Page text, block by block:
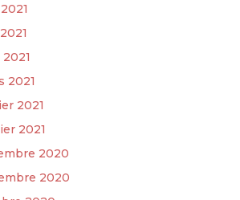
2021
2021
2021
2020
2020